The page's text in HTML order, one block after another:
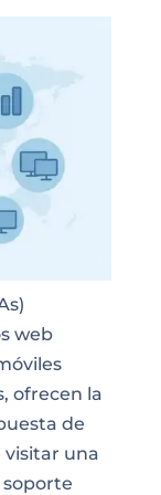
web
ofrecen la
de
visitar una